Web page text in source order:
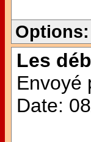
Options:
Les
Envoyé
Date: